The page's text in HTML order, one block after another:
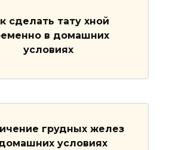
сделать тату хной
в домашних
условиях
грудных желез
условиях